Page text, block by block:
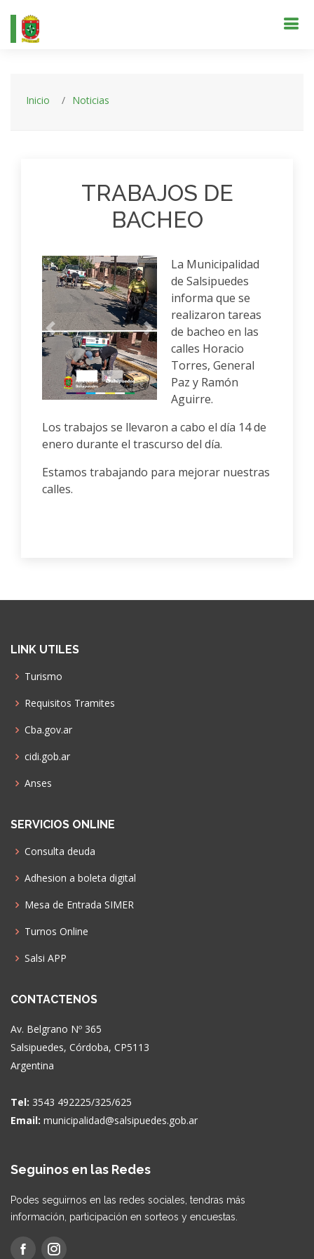
Inicio Noticias
TRABAJOS DE
BACHEO
Anterior Siguiente
La Municipalidad
de Salsipuedes
informa que se
realizaron tareas
de bacheo en las
calles Horacio
Torres, General
Paz y Ramón
Aguirre.
Los trabajos se llevaron a cabo el día 14 de
enero durante el trascurso del día.
Estamos trabajando para mejorar nuestras
calles.
LINK UTILES
Turismo
Requisitos Tramites
Cba.gov.ar
cidi.gob.ar
Anses
SERVICIOS ONLINE
Consulta deuda
Adhesion a boleta digital
Mesa de Entrada SIMER
Turnos Online
Salsi APP
CONTACTENOS
Av. Belgrano Nº 365
Salsipuedes, Córdoba, CP5113
Argentina
Tel: 3543 492225/325/625
Email: municipalidad@salsipuedes.gob.ar
Seguinos en las Redes
Podes seguirnos en las redes sociales, tendras más
información, participación en sorteos y encuestas.